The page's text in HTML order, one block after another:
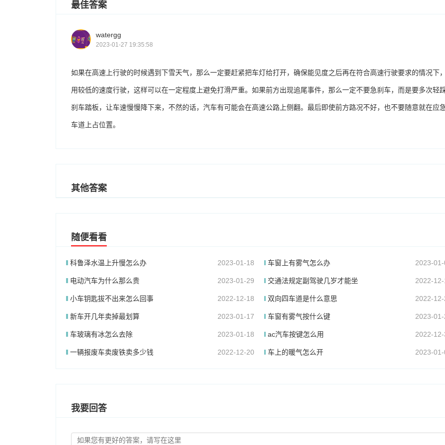
最佳答案
watergg
2023-01-27 19:35:58
如果在高速上行驶的时候遇到下雪天气，那么一定要赶紧把车灯给打开，确保能见度之后再在符合高速行驶要求的情况下，
用较低的速度行驶，这样可以在一定程度上避免打滑严重。如果前方出现追尾事件，那么一定不要急刹车，而是要多次轻
刹车踏板，让车速慢慢降下来，不然的话，汽车有可能会在高速公路上侧翻。最后即使前方路况不好，也不要随意就在应急
车道上占位置。
其他答案
随便看看
科鲁泽水温上升慢怎么办 2023-01-18 车窗上有雾气怎么办 2023-01-
电动汽车为什么那么贵 2023-01-29 交通法规定副驾驶几岁才能坐 2022-12-
小车钥匙拔不出来怎么回事 2022-12-18 双向四车道是什么意思 2022-12-
新车开几年卖掉最划算 2023-01-17 车窗有雾气按什么键 2023-01-
车玻璃有冰怎么去除 2023-01-18 ac汽车按键怎么用 2022-12-
一辆报废车卖废铁卖多少钱 2022-12-20 车上的暖气怎么开 2023-
我要回答